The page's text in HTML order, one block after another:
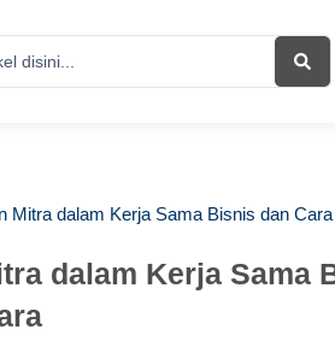
Mitra dalam Kerja Sama Bisnis dan
dalam Kerja Sama